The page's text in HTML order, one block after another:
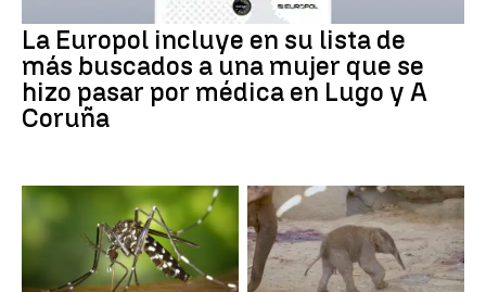
La Europol incluye en su lista de
más buscados a una mujer que se
hizo pasar por médica en Lugo y A
Coruña